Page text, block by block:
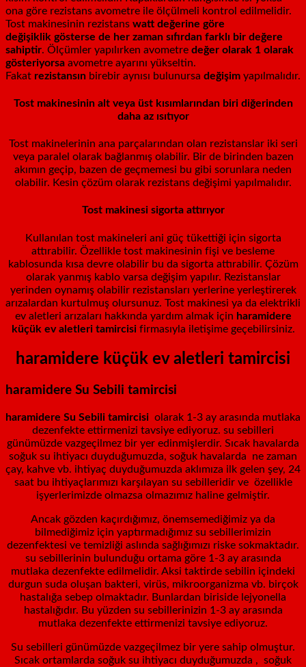
ona göre rezistans avometre ile ölçülmeli kontrol edilmelidir.
Tost makinesinin rezistans watt değerine göre
değişiklik gösterse de her zaman sıfırdan farklı bir değere
sahiptir. Ölçümler yapılırken avometre değer olarak 1 olarak
gösteriyorsa avometre ayarını yükseltin.
Fakat rezistansın birebir aynısı bulunursa değişim yapılmalıdır.
Tost makinesinin alt veya üst kısımlarından biri diğerinden
daha az ısıtıyor
Tost makinelerinin ana parçalarından olan rezistanslar iki seri
veya paralel olarak bağlanmış olabilir. Bir de birinden bazen
akımın geçip, bazen de geçmemesi bu gibi sorunlara neden
olabilir. Kesin çözüm olarak rezistans değişimi yapılmalıdır.
Tost makinesi sigorta attırıyor
Kullanılan tost makineleri ani güç tükettiği için sigorta
attırabilir. Özellikle tost makinesinin fişi ve besleme
kablosunda kısa devre olabilir bu da sigorta attırabilir. Çözüm
olarak yanmış kablo varsa değişim yapılır. Rezistanslar
yerinden oynamış olabilir rezistansları yerlerine yerleştirerek
arızalardan kurtulmuş olursunuz. Tost makinesi ya da elektrikli
ev aletleri arızaları hakkında yardım almak için haramidere
küçük ev aletleri tamircisi firmasıyla iletişime geçebilirsiniz.
haramidere küçük ev aletleri tamircisi
haramidere Su Sebili tamircisi
haramidere Su Sebili tamircisi olarak 1-3 ay arasında mutlaka
dezenfekte ettirmenizi tavsiye ediyoruz. su sebilleri
günümüzde vazgeçilmez bir yer edinmişlerdir. Sıcak havalarda
soğuk su ihtiyacı duyduğumuzda, soğuk havalarda ne zaman
çay, kahve vb. ihtiyaç duyduğumuzda aklımıza ilk gelen şey, 24
saat bu ihtiyaçlarımızı karşılayan su sebilleridir ve özellikle
işyerlerimizde olmazsa olmazımız haline gelmiştir.
Ancak gözden kaçırdığımız, önemsemediğimiz ya da
bilmediğimiz için yaptırmadığımız su sebillerimizin
dezenfektesi ve temizliği aslında sağlığımızı riske sokmaktadır.
su sebillerinin bulunduğu ortama göre 1-3 ay arasında
mutlaka dezenfekte edilmelidir. Aksi taktirde sebilin içindeki
durgun suda oluşan bakteri, virüs, mikroorganizma vb. birçok
hastalığa sebep olmaktadır. Bunlardan biriside lejyonella
hastalığıdır. Bu yüzden su sebillerinizin 1-3 ay arasında
mutlaka dezenfekte ettirmenizi tavsiye ediyoruz.
Su sebilleri günümüzde vazgeçilmez bir yere sahip olmuştur.
Sıcak ortamlarda soğuk su ihtiyacı duyduğumuzda , soğuk